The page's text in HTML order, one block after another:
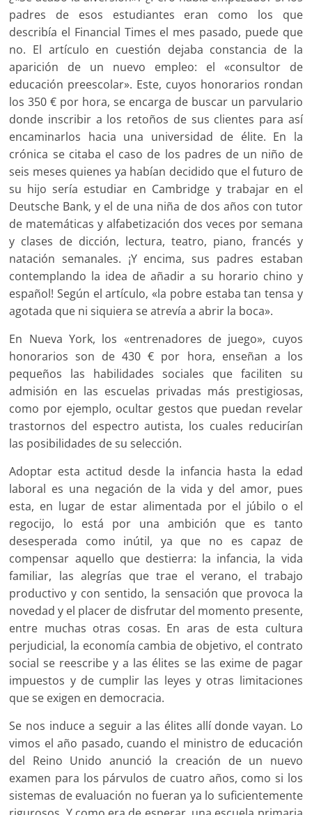
padres de esos estudiantes eran como los que
describía el Financial Times el mes pasado, puede que
no. El artículo en cuestión dejaba constancia de la
aparición de un nuevo empleo: el «consultor de
educación preescolar». Este, cuyos honorarios rondan
los 350 € por hora, se encarga de buscar un parvulario
donde inscribir a los retoños de sus clientes para así
encaminarlos hacia una universidad de élite. En la
crónica se citaba el caso de los padres de un niño de
seis meses quienes ya habían decidido que el futuro de
su hijo sería estudiar en Cambridge y trabajar en el
Deutsche Bank, y el de una niña de dos años con tutor
de matemáticas y alfabetización dos veces por semana
y clases de dicción, lectura, teatro, piano, francés y
natación semanales. ¡Y encima, sus padres estaban
contemplando la idea de añadir a su horario chino y
español! Según el artículo, «la pobre estaba tan tensa y
agotada que ni siquiera se atrevía a abrir la boca».
En Nueva York, los «entrenadores de juego», cuyos
honorarios son de 430 € por hora, enseñan a los
pequeños las habilidades sociales que faciliten su
admisión en las escuelas privadas más prestigiosas,
como por ejemplo, ocultar gestos que puedan revelar
trastornos del espectro autista, los cuales reducirían
las posibilidades de su selección.
Adoptar esta actitud desde la infancia hasta la edad
laboral es una negación de la vida y del amor, pues
esta, en lugar de estar alimentada por el júbilo o el
regocijo, lo está por una ambición que es tanto
desesperada como inútil, ya que no es capaz de
compensar aquello que destierra: la infancia, la vida
familiar, las alegrías que trae el verano, el trabajo
productivo y con sentido, la sensación que provoca la
novedad y el placer de disfrutar del momento presente,
entre muchas otras cosas. En aras de esta cultura
perjudicial, la economía cambia de objetivo, el contrato
social se reescribe y a las élites se las exime de pagar
impuestos y de cumplir las leyes y otras limitaciones
que se exigen en democracia.
Se nos induce a seguir a las élites allí donde vayan. Lo
vimos el año pasado, cuando el ministro de educación
del Reino Unido anunció la creación de un nuevo
examen para los párvulos de cuatro años, como si los
sistemas de evaluación no fueran ya lo suficientemente